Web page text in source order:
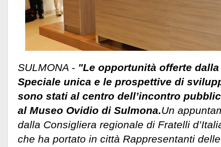
SULMONA - "Le opportunità offerte
Speciale unica e le prospettive di
sono stati al centro dell’incontro
al Museo Ovidio di Sulmona.Un
dalla Consigliera regionale di Fratelli
che ha portato in città Rappresentanti